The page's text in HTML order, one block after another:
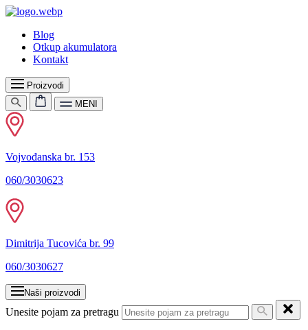
Blog
Otkup akumulatora
Kontakt
Proizvodi
MENI
Vojvođanska br. 153
060/3030623
Dimitrija Tucovića br. 99
060/3030627
Naši proizvodi
Unesite pojam za pretragu